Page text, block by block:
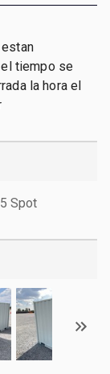
tiempo se
la hora el
Spot